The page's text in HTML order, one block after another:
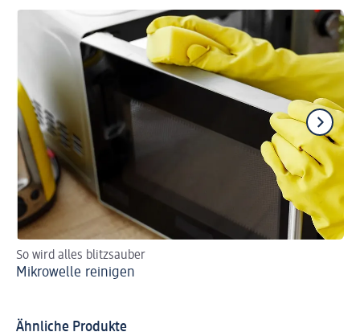
So wird alles blitzsauber
Mikrowelle reinigen
Ähnliche Produkte